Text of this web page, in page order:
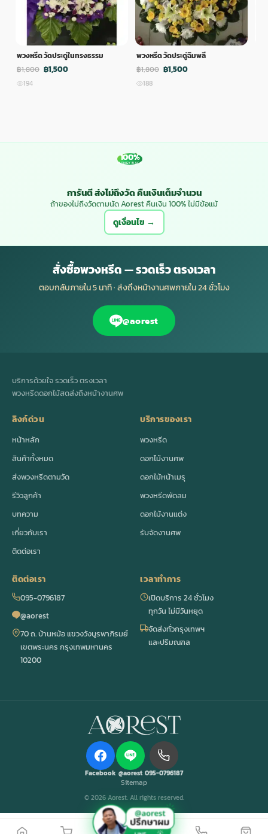
พวงหรีด วัดประดู่ในทรงธรรม
฿1,800 ฿1,500
194
พวงหรีด วัดประดู่ฉิมพลี
฿1,800 ฿1,500
188
100%
MONEY BACK
การันตี ส่งไม่ถึงวัด คืนเงินเต็มจำนวน
ถ้าของไม่ถึงวัดตามนัด Aorest คืนเงิน 100% ไม่มีข้อแม้
ดูเงื่อนไข →
สั่งซื้อพวงหรีด — รวดเร็ว ตรงเวลา
ตอบกลับภายใน 5 นาที · ส่งถึงหน้างานศพภายใน 24 ชั่วโมง
@aorest
บริการด้วยใจ รวดเร็ว ตรงเวลา
พวงหรีดดอกไม้สดส่งถึงหน้างานศพ
ลิงก์ด่วน
หน้าหลัก
สินค้าทั้งหมด
ส่งพวงหรีดตามวัด
รีวิวลูกค้า
บทความ
เกี่ยวกับเรา
ติดต่อเรา
บริการของเรา
พวงหรีด
ดอกไม้งานศพ
ดอกไม้หน้าเมรุ
พวงหรีดพัดลม
ดอกไม้งานแต่ง
รับจัดงานศพ
ติดต่อเรา
095-0796187
@aorest
70 ถ. บ้านหม้อ แขวงวังบูรพาภิรมย์
เขตพระนคร กรุงเทพมหานคร
10200
เวลาทำการ
เปิดบริการ 24 ชั่วโมง
ทุกวัน ไม่มีวันหยุด
จัดส่งทั่วกรุงเทพฯ
และปริมณฑล
Facebook @aorest 095-0796187
Sitemap
© 2026 Aorest. All rights reserved.